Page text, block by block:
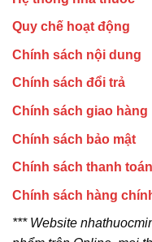
Quy chế hoạt động
Chính sách nội dung
Chính sách đổi trả
Chính sách giao hàng
Chính sách bảo mật
Chính sách thanh toán
Chính sách hàng
*** Website